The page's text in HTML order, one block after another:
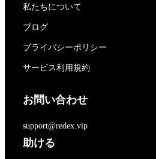
私たちについて
ブログ
プライバシーポリシー
サービス利用規約
お問い合わせ
support@redex.vip
助ける